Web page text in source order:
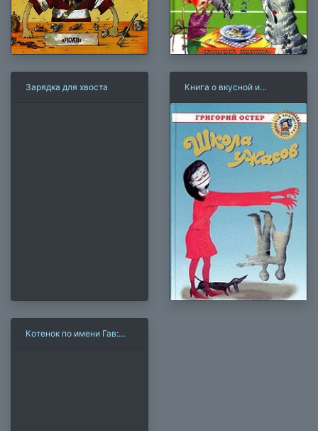
Зарядка для хвоста
Книга о вкусной и
Котенок по имени Гав: